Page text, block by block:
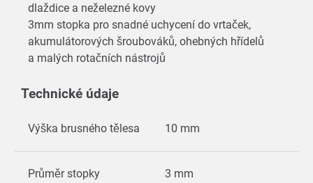
dlaždice a neželezné kovy
3mm stopka pro snadné uchycení do vrtaček,
akumulátorových šroubováků, ohebných hřídelů
a malých rotačních nástrojů
Technické údaje
Výška brusného tělesa 10 mm
Průměr stopky 3 mm